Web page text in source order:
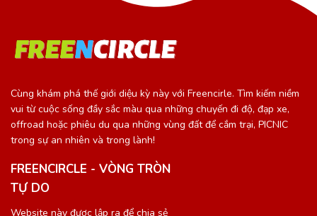
Cùng khám phá thế giới diệu kỳ này với Freencirle. Tìm kiếm niềm
vui từ cuộc sống đầy sắc màu qua những chuyến đi độ, đạp xe,
offroad hoặc phiêu du qua những vùng đất để cắm trại, PICNIC
trong sự an nhiên và trong lành!
FREENCIRCLE - VÒNG TRÒN
TỰ DO
Website này được lập ra để chia sẻ